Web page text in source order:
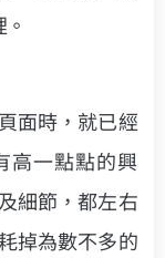
面時，就已經
高一點點的興
細節，都左右
掉為數不多的